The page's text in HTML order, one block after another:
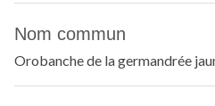
Nom commun
Orobanche de la germandrée